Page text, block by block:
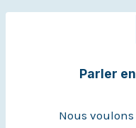
Parler
Nous